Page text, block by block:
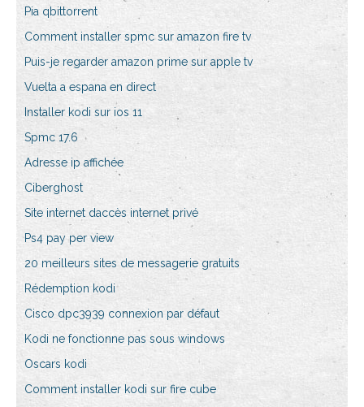
Pia qbittorrent
Comment installer spmc sur amazon fire tv
Puis-je regarder amazon prime sur apple tv
Vuelta a espana en direct
Installer kodi sur ios 11
Spmc 17.6
Adresse ip affichée
Ciberghost
Site internet daccès internet privé
Ps4 pay per view
20 meilleurs sites de messagerie gratuits
Rédemption kodi
Cisco dpc3939 connexion par défaut
Kodi ne fonctionne pas sous windows
Oscars kodi
Comment installer kodi sur fire cube